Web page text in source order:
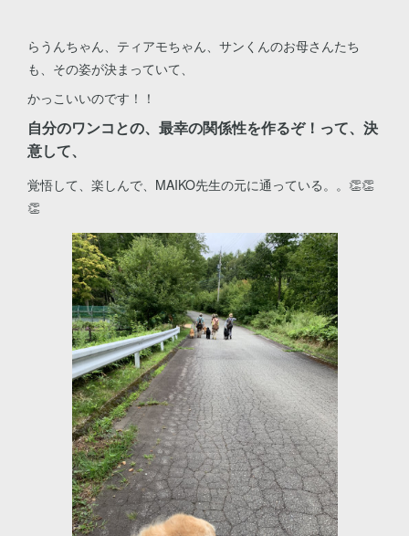
らうんちゃん、ティアモちゃん、サンくんのお母さんたち
も、その姿が決まっていて、
かっこいいのです！！
自分のワンコとの、最幸の関係性を作るぞ！って、決
意して、
覚悟して、楽しんで、MAIKO先生の元に通っている。。👏👏
👏